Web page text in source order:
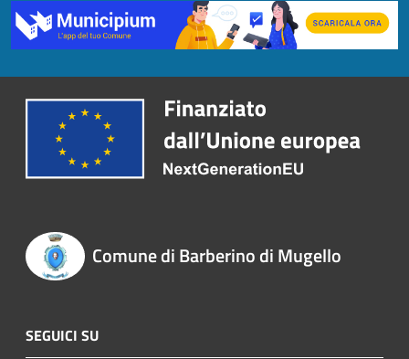
Comune di Barberino di Mugello
SEGUICI SU